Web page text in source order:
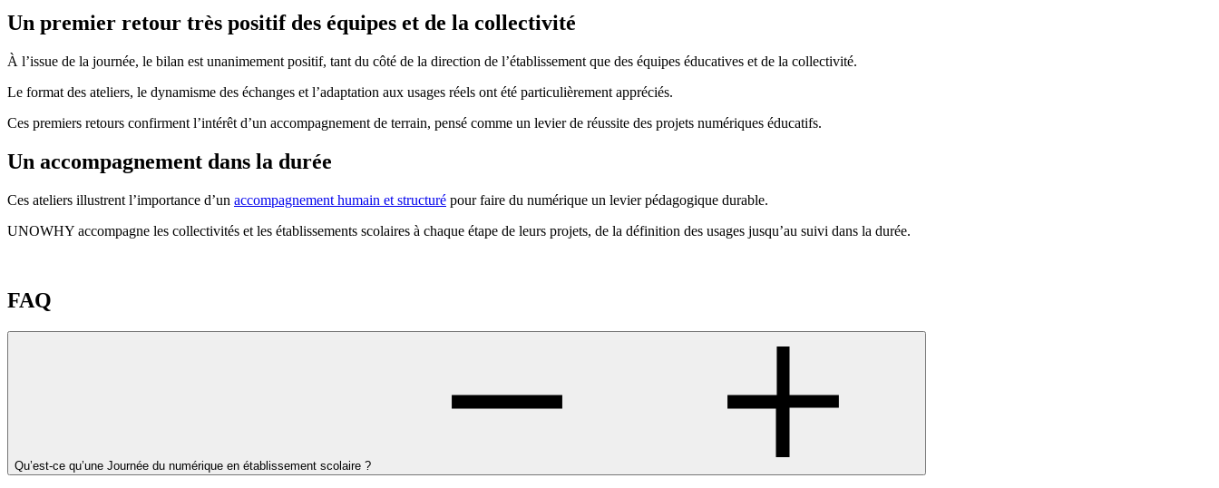
Un premier retour très positif des équipes et de la collectivité
À l’issue de la journée, le bilan est unanimement positif, tant du côté de la direction de l’établissement que des équipes éducatives et de la collectivité.
Le format des ateliers, le dynamisme des échanges et l’adaptation aux usages réels ont été particulièrement appréciés.
Ces premiers retours confirment l’intérêt d’un accompagnement de terrain, pensé comme un levier de réussite des projets numériques éducatifs.
Un accompagnement dans la durée
Ces ateliers illustrent l’importance d’un accompagnement humain et structuré pour faire du numérique un levier pédagogique durable.
UNOWHY accompagne les collectivités et les établissements scolaires à chaque étape de leurs projets, de la définition des usages jusqu’au suivi dans la durée.
FAQ
Qu’est-ce qu’une Journée du numérique en établissement scolaire ?